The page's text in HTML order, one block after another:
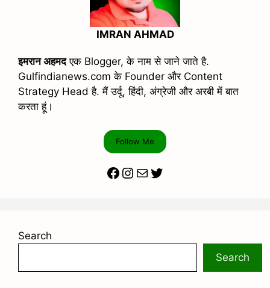
IMRAN AHMAD
इमरान अहमदएक Blogger, के नाम से जाने जाते है.
Gulfindianews.com के Founder और Content
Strategy Head है. मैं उर्दू, हिंदी, अंग्रेजी और अरबी में बात
करता हूं।
Follow Me
Facebook
Instagram
MailTwitter
Search
Search